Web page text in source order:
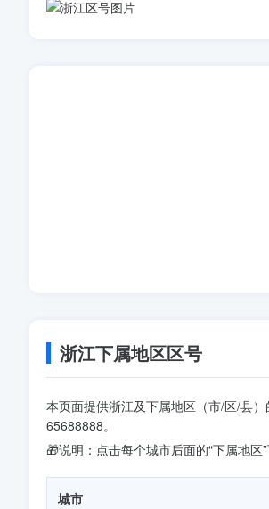
浙江下属地区区号
本页面提供浙江及下属地区（市/区/县
65688888。
🎁说明：点击每个城市后面的“下属地区
城市